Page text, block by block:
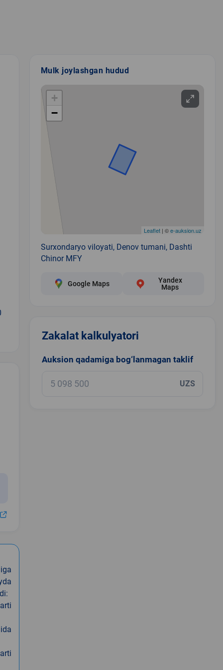
Mulk joylashgan hudud
+
−
Leaflet| ©e-auksion.uz
Surxondaryo viloyati, Denov tumani, Dashti
Chinor MFY
Google Maps
Yandex
Maps
Zakalat kalkulyatori
Auksion qadamiga bog‘lanmagan taklif
UZS